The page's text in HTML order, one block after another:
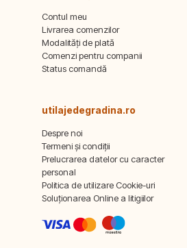
Contul meu
Livrarea comenzilor
Modalități de plată
Comenzi pentru companii
Status comandă
utilajedegradina.ro
Despre noi
Termeni și condiții
Prelucrarea datelor cu caracter
personal
Politica de utilizare Cookie-uri
Soluționarea Online a litigiilor